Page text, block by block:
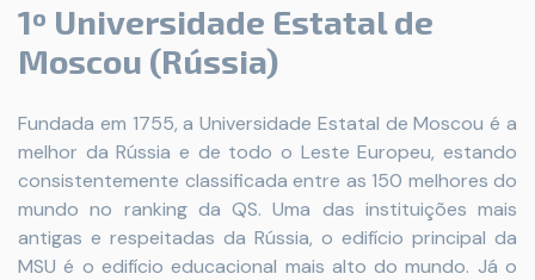
1º Universidade Estatal de
Moscou (Rússia)
Fundada em 1755, a Universidade Estatal de Moscou é a
melhor da Rússia e de todo o Leste Europeu, estando
consistentemente classificada entre as 150 melhores do
mundo no ranking da QS. Uma das instituições mais
antigas e respeitadas da Rússia, o edifício principal da
MSU é o edifício educacional mais alto do mundo. Já o